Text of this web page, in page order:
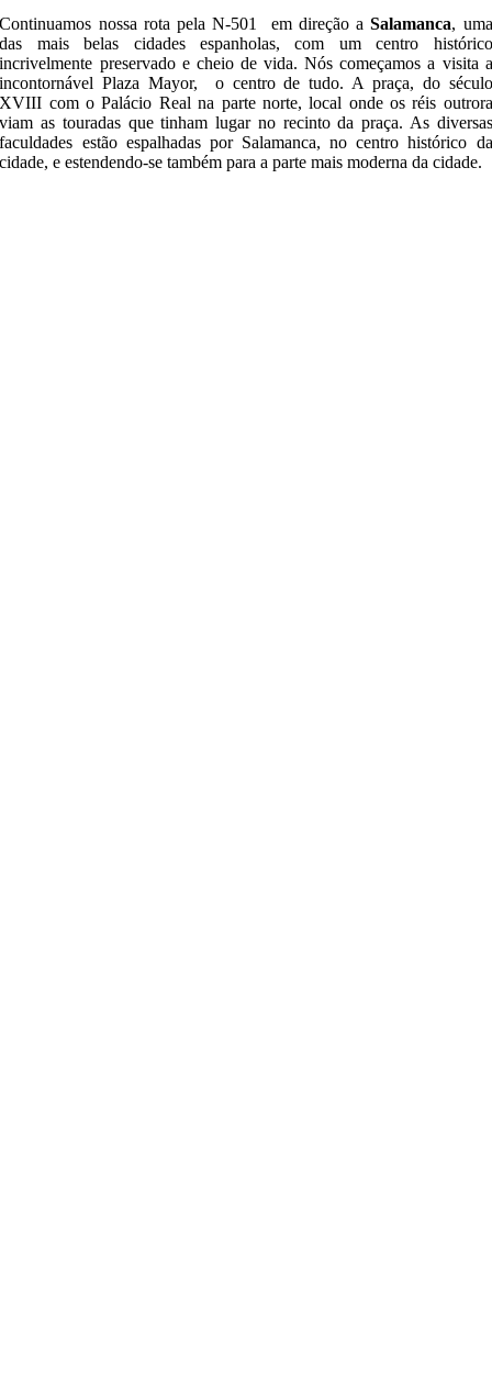
Continuamos nossa rota pela N-501 em direção aSalamanca, uma
das mais belas cidades espanholas, com um centro histórico
incrivelmente preservado e cheio de vida. Nós começamos a visita a
incontornável Plaza Mayor, o centro de tudo. A praça, do século
XVIII com o Palácio Real na parte norte, local onde os réis outrora
viam as touradas que tinham lugar no recinto da praça. As diversas
faculdades estão espalhadas por Salamanca, no centro histórico da
cidade, e estendendo-se também para a parte mais moderna da cidade.